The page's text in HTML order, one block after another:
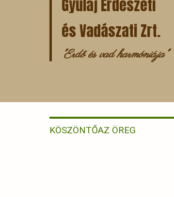
Gyulaj Erdészeti
és Vadászati Zrt.
"Erdő és vad harmóniája"
KÖSZÖNTŐAZ ÖREG